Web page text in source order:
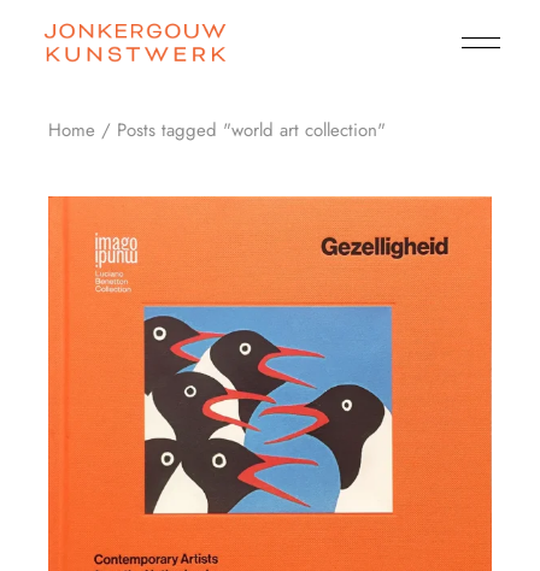
content
Home Posts tagged "world art collection"